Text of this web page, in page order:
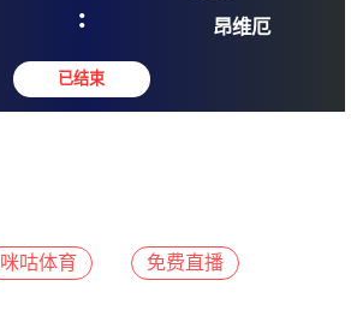
2025-06-10 23:30:00
: 昂
咪咕体育 免费直播